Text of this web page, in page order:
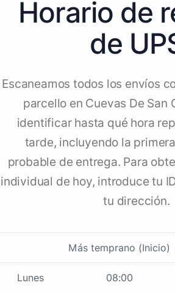
Horario de
de
Escaneamos todos los envíos
parcello en Cuevas De San
identificar hasta qué hora
tarde, incluyendo la
probable de entrega. Para
individual de hoy, introduce tu
tu dirección.
Más temprano (Inicio)
Lunes 08:00